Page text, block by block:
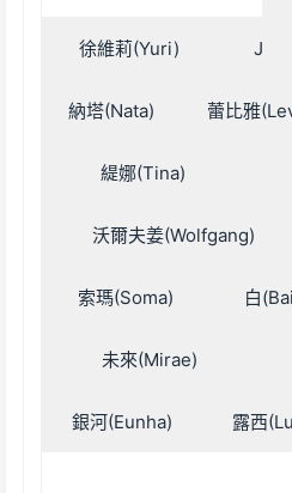
徐維莉(Yuri) J
納塔(Nata) 蕾比雅
緹娜(Tina)
沃爾夫姜(Wolfgang)
索瑪(Soma) 白
未來(Mirae)
銀河(Eunha) 露西